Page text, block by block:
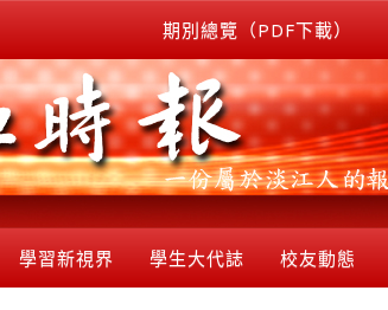
期別總覽（PDF下載）
學習新視界 學生大代誌 校友動態